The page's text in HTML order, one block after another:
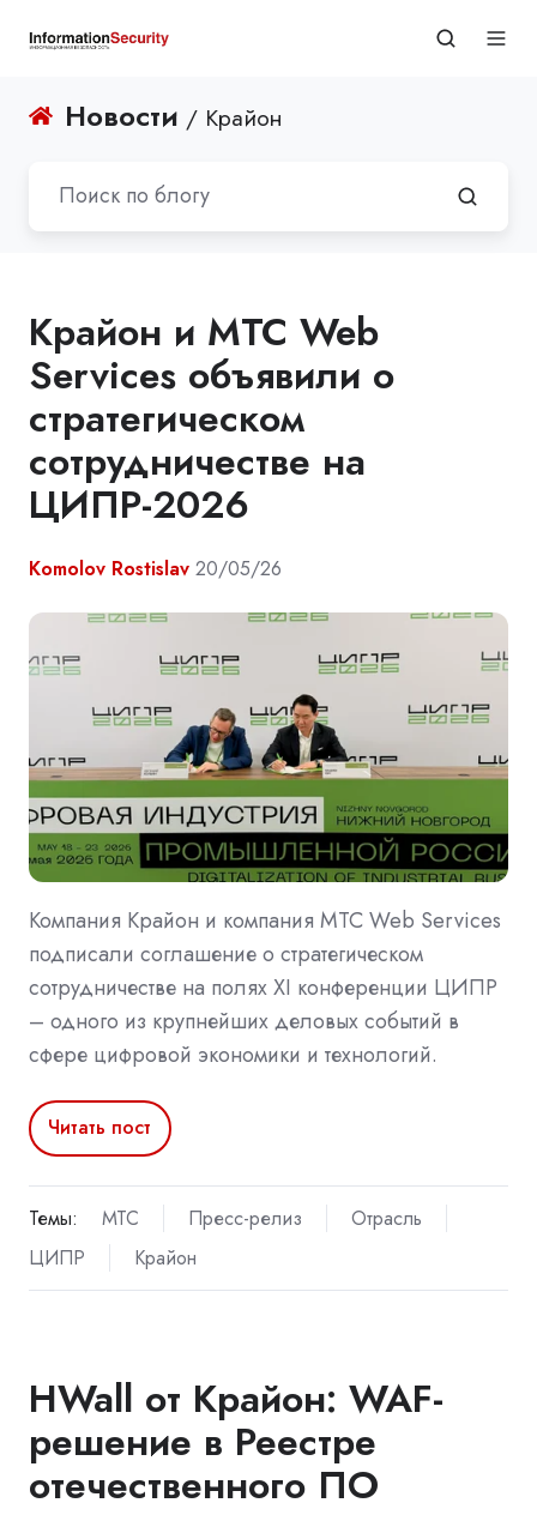
Новости / Крайон
Крайон и MTC Web
Services объявили о
стратегическом
сотрудничестве на
ЦИПР-2026
Komolov Rostislav 20/05/26
Компания Крайон и компания MTC Web Services
подписали соглашение о стратегическом
сотрудничестве на полях XI конференции ЦИПР
– одного из крупнейших деловых событий в
сфере цифровой экономики и технологий.
Читать пост
Темы: МТС Пресс-релиз
Отрасль
ЦИПР
Крайон
HWall от Крайон: WAF-
решение в Реестре
отечественного ПО